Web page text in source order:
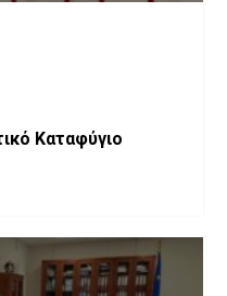
Καταφύγιο